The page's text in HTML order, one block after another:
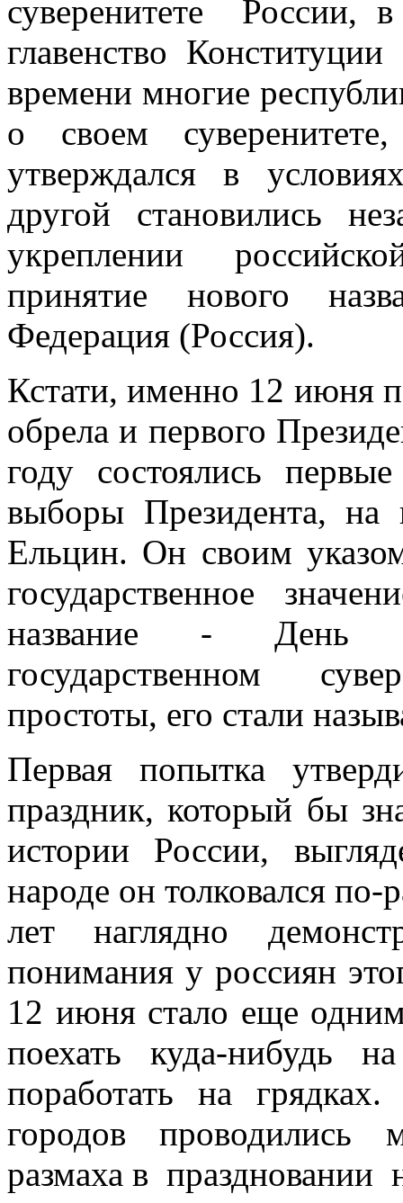
суверенитете России,
главенство
времени многие
о своем
утверждался в
другой становились
укреплении
принятие нового
Федерация (Россия).
Кстати, именно 12 июня
обрела и первого
году состоялись
выборы Президента,
Ельцин. Он своим
государственное
название - День
государственном
простоты, его стали
Первая попытка
праздник, который бы
истории России,
народе он толковался по-
лет наглядно
понимания у россиян
12 июня стало еще
поехать куда-
поработать на
городов проводились
размаха в праздновании